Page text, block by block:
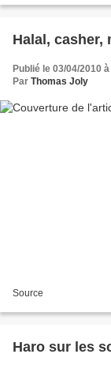
Halal, casher,
Publié le 03/04/2010
Par Thomas Joly
Source
Haro sur les